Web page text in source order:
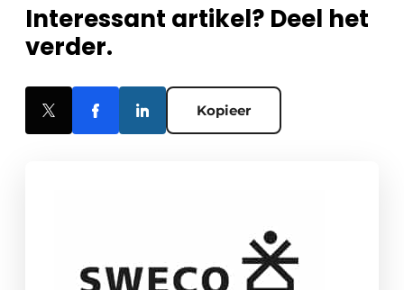
Interessant artikel? Deel het
verder.
Kopieer